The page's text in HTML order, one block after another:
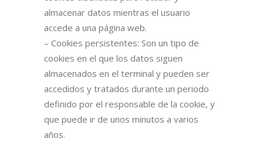
almacenar datos mientras el usuario
accede a una página web.
– Cookies persistentes: Son un tipo de
cookies en el que los datos siguen
almacenados en el terminal y pueden ser
accedidos y tratados durante un periodo
definido por el responsable de la cookie, y
que puede ir de unos minutos a varios
años.